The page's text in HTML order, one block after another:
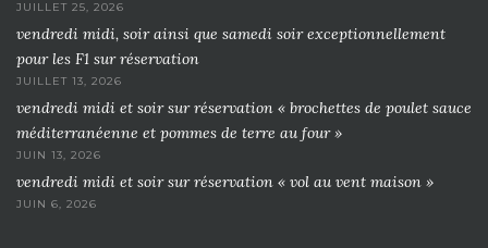
JUILLET 25, 2026
vendredi midi, soir ainsi que samedi soir exceptionnellement
pour les F1 sur réservation
JUILLET 13, 2026
vendredi midi et soir sur réservation « brochettes de poulet sauce
méditerranéenne et pommes de terre au four »
JUIN 13, 2026
vendredi midi et soir sur réservation « vol au vent maison »
JUIN 6, 2026